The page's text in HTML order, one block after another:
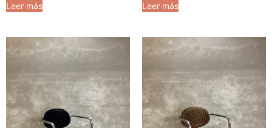
Leer más Leer más